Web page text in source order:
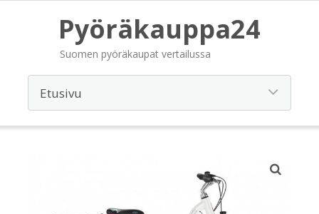
Pyöräkauppa24
Suomen pyöräkaupat vertailussa